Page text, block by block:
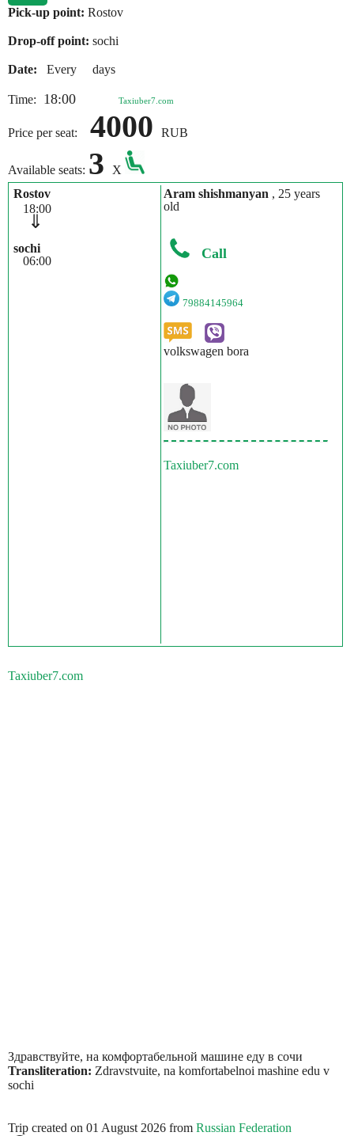
Pick-up point: Rostov
Drop-off point: sochi
Date: Every days
Time: 18:00 Taxiuber7.com
Price per seat: 4000 RUB
Available seats: 3
X
Rostov
18:00
⇓
sochi
06:00
Aram shishmanyan , 25 years
old
Call
79884145964
volkswagen bora
Taxiuber7.com
Taxiuber7.com
Здравствуйте, на комфортабельной машине еду в сочи
Transliteration: Zdravstvuite, na komfortabelnoi mashine edu v
sochi
Trip created on 01 August 2026 from Russian Federation